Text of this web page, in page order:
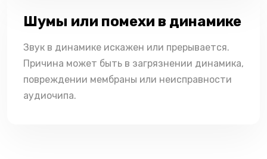
Шумы или помехи в динамике
Звук в динамике искажен или прерывается.
Причина может быть в загрязнении динамика,
повреждении мембраны или неисправности
аудиочипа.